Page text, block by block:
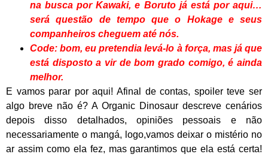
na busca por Kawaki, e Boruto já está por aqui…
será questão de tempo que o Hokage e seus
companheiros cheguem até nós.
Code: bom, eu pretendia levá-lo à força, mas já que
está disposto a vir de bom grado comigo, é ainda
melhor.
E vamos parar por aqui! Afinal de contas, spoiler teve ser
algo breve não é? A Organic Dinosaur descreve cenários
depois disso detalhados, opiniões pessoais e não
necessariamente o mangá, logo,vamos deixar o mistério no
ar assim como ela fez, mas garantimos que ela está certa!